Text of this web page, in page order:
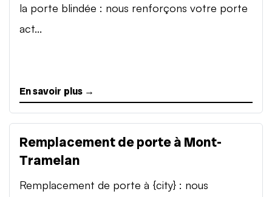
la porte blindée : nous renforçons votre porte
act...
En savoir plus →
Remplacement de porte à Mont-
Tramelan
Remplacement de porte à {city} : nous